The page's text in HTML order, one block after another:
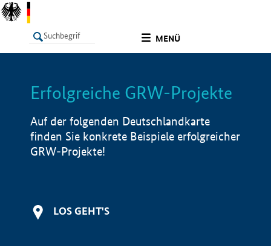
MENÜ
LISTE Info
Erfolgreiche GRW-Projekte
Auf der folgenden Deutschlandkarte
finden Sie konkrete Beispiele erfolgreicher
GRW-Projekte!
LOS GEHT'S